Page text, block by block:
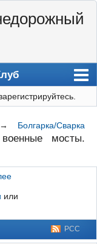
→ Болгарка/Сварка
мосты.
или
РСС